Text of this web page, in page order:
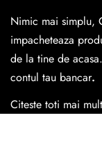
Easybox-ul Emag.
Cosul de livrare
390 lei si Gratuit
Nimic mai simplu,
impacheteaza
de la tine de
contul tau bancar.
Citeste toti mai